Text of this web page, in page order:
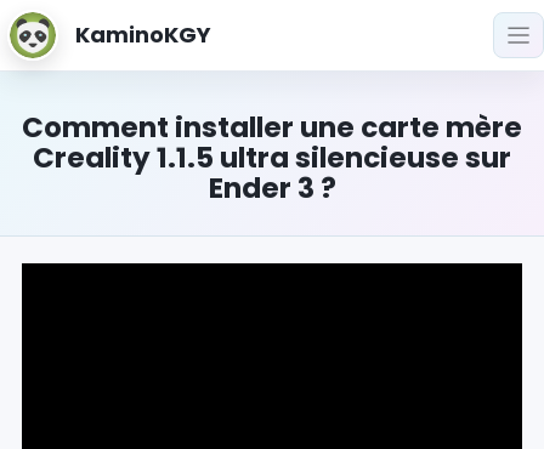
KaminoKGY
Comment installer une carte mère
Creality 1.1.5 ultra silencieuse sur
Ender 3 ?